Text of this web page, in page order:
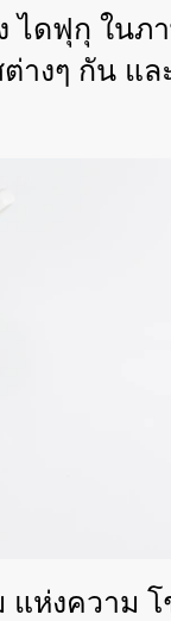
ไดฟุกุ ใน
างๆ กัน
ห่งความ